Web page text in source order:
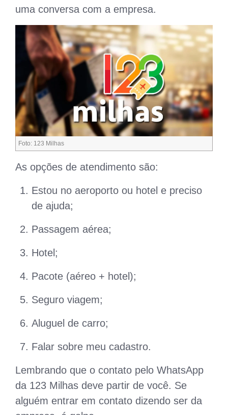
uma conversa com a empresa.
Foto: 123 Milhas
As opções de atendimento são:
Estou no aeroporto ou hotel e preciso
de ajuda;
Passagem aérea;
Hotel;
Pacote (aéreo + hotel);
Seguro viagem;
Aluguel de carro;
Falar sobre meu cadastro.
Lembrando que o contato pelo WhatsApp
da 123 Milhas deve partir de você. Se
alguém entrar em contato dizendo ser da